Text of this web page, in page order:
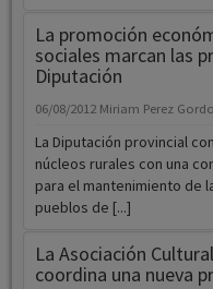
La promoción
sociales marcan las
Diputación
06/08/2012 Miriam Perez Gordo
La Diputación provincial
núcleos rurales con una
para el mantenimiento de
pueblos de [...]
La Asociación
coordina una nueva